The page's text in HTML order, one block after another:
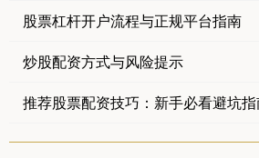
股票杠杆开户流程与正规平台指南
炒股配资方式与风险提示
推荐股票配资技巧：新手必看避坑